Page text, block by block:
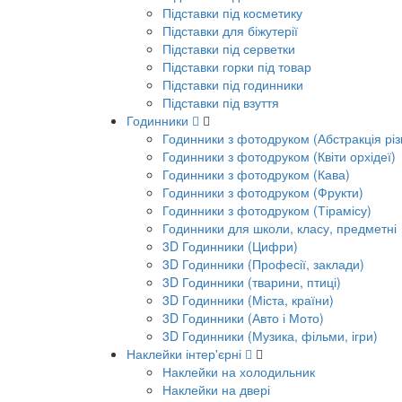
Підставки під косметику
Підставки для біжутерії
Підставки під серветки
Підставки горки під товар
Підставки під годинники
Підставки під взуття
Годинники
Годинники з фотодруком (Абстракція
Годинники з фотодруком (Квіти орхідеї)
Годинники з фотодруком (Кава)
Годинники з фотодруком (Фрукти)
Годинники з фотодруком (Тірамісу)
Годинники для школи, класу, предметні
3D Годинники (Цифри)
3D Годинники (Професії, заклади)
3D Годинники (тварини, птиці)
3D Годинники (Міста, країни)
3D Годинники (Авто і Мото)
3D Годинники (Музика, фільми, ігри)
Наклейки інтер'єрні
Наклейки на холодильник
Наклейки на двері